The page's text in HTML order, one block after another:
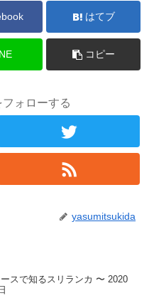
はてブ
コピー
ォローする
yasumitsukida
スで知るスリランカ 〜 2020